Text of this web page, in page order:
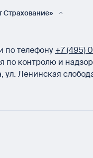
по телефону +7 (495)
контролю и
, ул. Ленинская